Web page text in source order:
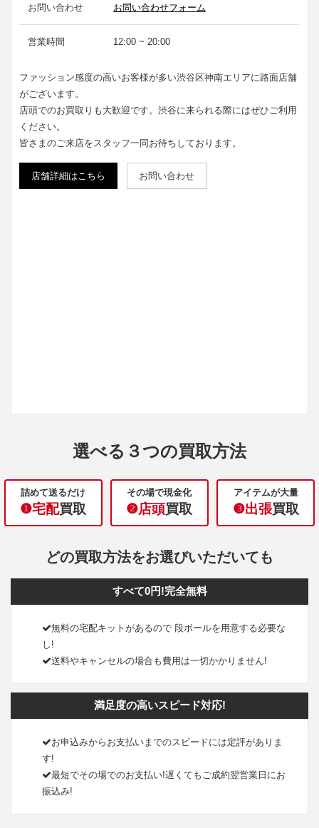
お問い合わせ お問い合わせフォーム
営業時間 12:00 ~ 20:00
ファッション感度の高いお客様が多い渋谷区神南エリアに路面店舗
がございます。
店頭でのお買取りも大歓迎です。渋谷に来られる際にはぜひご利用
ください。
皆さまのご来店をスタッフ一同お待ちしております。
店舗詳細はこちら お問い合わせ
選べる３つの買取方法
詰めて送るだけ
❶宅配買取
その場で現金化
❷店頭買取
アイテムが大量
❸出張買取
どの買取方法をお選びいただいても
すべて0円!完全無料
無料の宅配キットがあるので 段ボールを用意する必要な
し!
送料やキャンセルの場合も費用は一切かかりません!
満足度の高いスピード対応!
お申込みからお支払いまでのスピードには定評がありま
す!
最短でその場でのお支払い!遅くてもご成約翌営業日にお
振込み!